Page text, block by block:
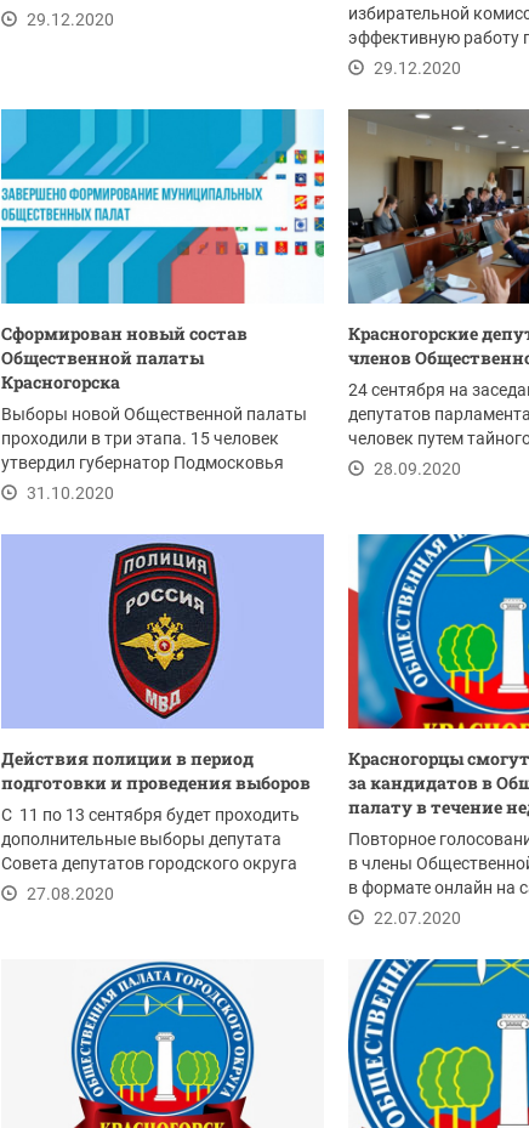
председателям УИК
29.12.2020
избирательной
эффективную работу
проведению
29.12.2020
Сформирован новый состав
Общественной палаты
Красногорска
Выборы новой Общественной палаты
проходили в три этапа. 15 человек
утвердил губернатор Подмосковья
Андрей Воробьев,...
31.10.2020
Красногорские
членов
24 сентября на
депутатов
человек путем
28.09.2020
Действия полиции в период
подготовки и проведения выборов
С 11 по 13 сентября будет проходить
дополнительные выборы депутата
Совета депутатов городского округа
Красногорск по...
27.08.2020
Красногорцы
за кандидатов в
палату в течение
Повторное
в члены
в формате онлайн на
Общественной
22.07.2020